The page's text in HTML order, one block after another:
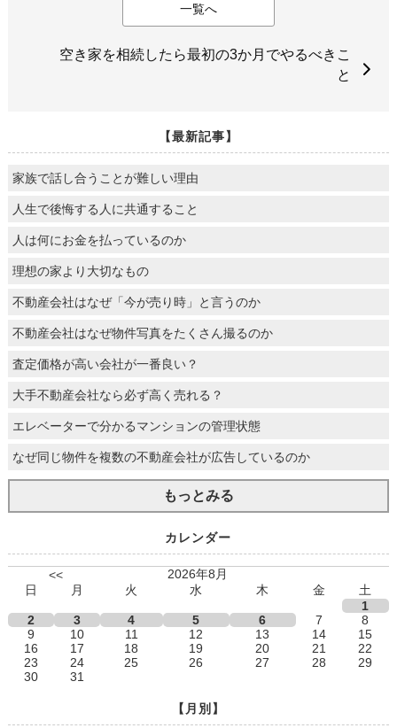
一覧へ
空き家を相続したら最初の3か月でやるべきこ
と
【最新記事】
家族で話し合うことが難しい理由
人生で後悔する人に共通すること
人は何にお金を払っているのか
理想の家より大切なもの
不動産会社はなぜ「今が売り時」と言うのか
不動産会社はなぜ物件写真をたくさん撮るのか
査定価格が高い会社が一番良い？
大手不動産会社なら必ず高く売れる？
エレベーターで分かるマンションの管理状態
なぜ同じ物件を複数の不動産会社が広告しているのか
もっとみる
カレンダー
<<
2026年8月
日
月 火 水 木 金
土
1
2
3 4 5 6 7
8
9
10 11 12 13 14
15
16
17 18 19 20 21
22
23
24 25 26 27 28
29
30
31
【月別】